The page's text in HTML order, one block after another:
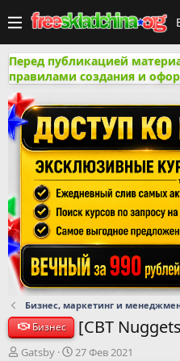
Перед публикацией
правилами создания и
Бизнес, маркетинг и
Бизнес [CBT
А
Gatsby
Д
27 Фев 2021